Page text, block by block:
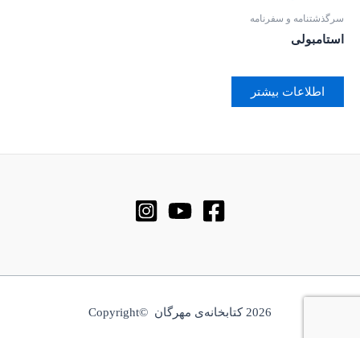
سرگذشتنامه و سفرنامه
استامبولی
اطلاعات بیشتر
2026 کتابخانه‌ی مهرگان ©Copyright